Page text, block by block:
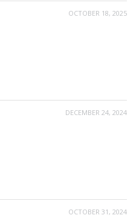
OCTOBER 18, 2025
DECEMBER 24, 2024
OCTOBER 31, 2024